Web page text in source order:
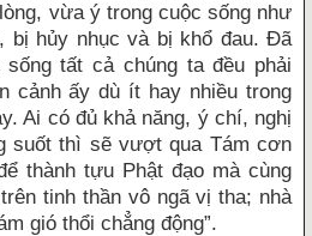
vừa ý trong cuộc sống như
bị hủy nhục và bị khổ đau. Đã
tất cả chúng ta đều phải
cảnh ấy dù ít hay nhiều trong
Ai có đủ khả năng, ý chí, nghị
suốt thì sẽ vượt qua Tám cơn
thành tựu Phật đạo mà cùng
tinh thần vô ngã vị tha; nhà
gió thổi chẳng động”.